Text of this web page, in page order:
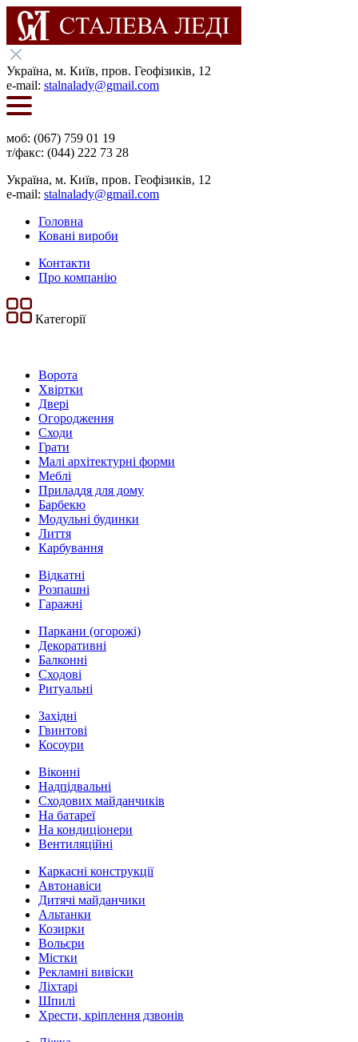
Українa, м. Київ, пров. Геофізиків, 12
e-mail: stalnalady@gmail.com
моб: (067) 759 01 19
т/факс: (044) 222 73 28
Українa, м. Київ, пров. Геофізиків, 12
e-mail: stalnalady@gmail.com
Головна
Ковані вироби
Контакти
Про компанію
Категорії
Ворота
Хвіртки
Двері
Огородження
Сходи
Грати
Малі архітектурні форми
Меблі
Приладдя для дому
Барбекю
Модульні будинки
Лиття
Карбування
Відкатні
Розпашні
Гаражні
Паркани (огорожі)
Декоративні
Балконні
Сходові
Ритуальні
Західні
Гвинтові
Косоури
Віконні
Надпідвальні
Сходових майданчиків
На батареї
На кондиціонери
Вентиляційні
Каркасні конструкції
Автонавіси
Дитячі майданчики
Альтанки
Козирки
Вольєри
Містки
Рекламні вивіски
Ліхтарі
Шпилі
Хрести, кріплення дзвонів